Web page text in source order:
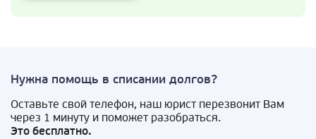
Нужна помощь в списании долгов?
Оставьте свой телефон, наш юрист перезвонит Вам
через 1 минуту и поможет разобраться.
Это бесплатно.